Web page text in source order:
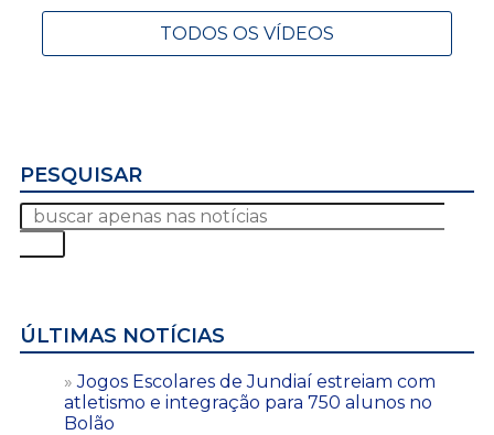
TODOS OS VÍDEOS
PESQUISAR
ÚLTIMAS NOTÍCIAS
Jogos Escolares de Jundiaí estreiam com
atletismo e integração para 750 alunos no
Bolão